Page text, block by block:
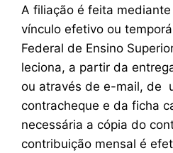
A filiação é feita
vínculo efetivo ou
Federal de Ensino
leciona, a partir da
ou através de e-mail, de
contracheque e da ficha
necessária a cópia do
contribuição mensal é